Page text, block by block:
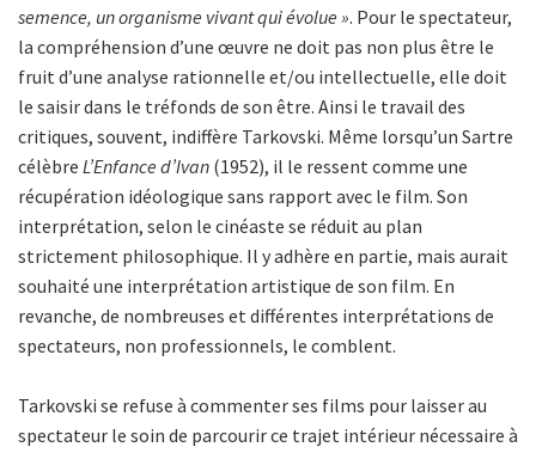
semence, un organisme vivant qui évolue ». Pour le spectateur,
la compréhension d’une œuvre ne doit pas non plus être le
fruit d’une analyse rationnelle et/ou intellectuelle, elle doit
le saisir dans le tréfonds de son être. Ainsi le travail des
critiques, souvent, indiffère Tarkovski. Même lorsqu’un Sartre
célèbre L’Enfance d’Ivan (1952), il le ressent comme une
récupération idéologique sans rapport avec le film. Son
interprétation, selon le cinéaste se réduit au plan
strictement philosophique. Il y adhère en partie, mais aurait
souhaité une interprétation artistique de son film. En
revanche, de nombreuses et différentes interprétations de
spectateurs, non professionnels, le comblent.
Tarkovski se refuse à commenter ses films pour laisser au
spectateur le soin de parcourir ce trajet intérieur nécessaire à